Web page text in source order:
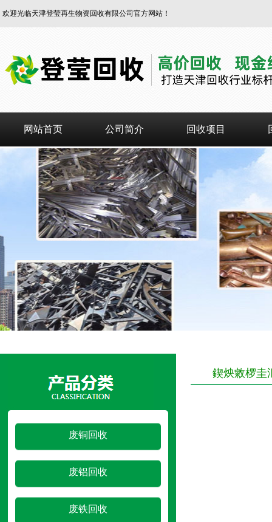
欢迎光临天津登莹再生物资回收有限公司官方网站！
网站首页 公司简介 回收项目
废铜回收
废铝回收
废铁回收
鍥炴敹椤圭